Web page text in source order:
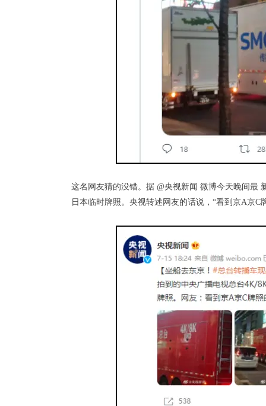
这名网友猜的没错。据 @央视新闻 微博今天晚间最
日本临时牌照。央视转述网友的话说，“看到京A京